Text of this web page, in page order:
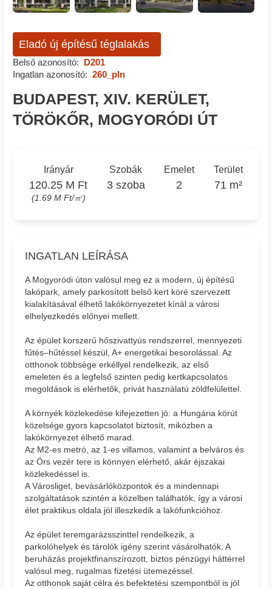
Eladó új építésű téglalakás
Belső azonosító: D201
Ingatlan azonosító: 260_pln
BUDAPEST, XIV. KERÜLET,
TÖRÖKŐR, MOGYORÓDI ÚT
Irányár
120.25 M Ft
(1.69 M Ft/㎡)
Szobák
3 szoba
Emelet
2
Terület
71 m²
INGATLAN LEÍRÁSA
A Mogyoródi úton valósul meg ez a modern, új építésű
lakópark, amely parkosított belső kert köré szervezett
kialakításával élhető lakókörnyezetet kínál a városi
elhelyezkedés előnyei mellett.
Az épület korszerű hőszivattyús rendszerrel, mennyezeti
fűtés–hűtéssel készül, A+ energetikai besorolással. Az
otthonok többsége erkéllyel rendelkezik, az első
emeleten és a legfelső szinten pedig kertkapcsolatos
megoldások is elérhetők, privát használatú zöldfelülettel.
A környék közlekedése kifejezetten jó: a Hungária körút
közelsége gyors kapcsolatot biztosít, miközben a
lakókörnyezet élhető marad.
Az M2-es metró, az 1-es villamos, valamint a belváros és
az Örs vezér tere is könnyen elérhető, akár éjszakai
közlekedéssel is.
A Városliget, bevásárlóközpontok és a mindennapi
szolgáltatások szintén a közelben találhatók, így a városi
élet praktikus oldala jól illeszkedik a lakófunkcióhoz.
Az épület teremgarázsszinttel rendelkezik, a
parkolóhelyek és tárolók igény szerint vásárolhatók. A
beruházás projektfinanszírozott, biztos pénzügyi háttérrel
valósul meg, rugalmas fizetési ütemezéssel.
Az otthonok saját célra és befektetési szempontból is jól